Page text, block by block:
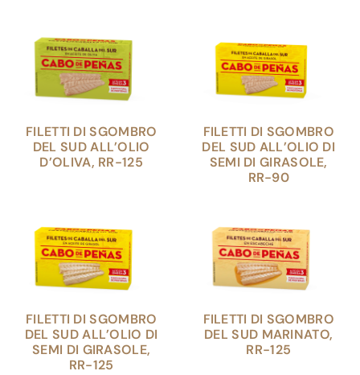
FILETTI DI SGOMBRO
DEL SUD ALL’OLIO
D’OLIVA, RR-125
FILETTI DI SGOMBRO
DEL SUD ALL’OLIO DI
SEMI DI GIRASOLE,
RR-90
FILETTI DI SGOMBRO
DEL SUD ALL’OLIO DI
SEMI DI GIRASOLE,
RR-125
FILETTI DI SGOMBRO
DEL SUD MARINATO,
RR-125